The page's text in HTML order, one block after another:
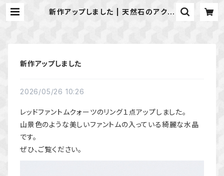
新作アップしました | 天然石のアクセ
新作アップしました
2026/05/26 10:26
レッドファントムクォーツのリング１点アップしました。
山景色のような美しいファントムの入っている綺麗な水晶
です。
ぜひ、ご覧ください。